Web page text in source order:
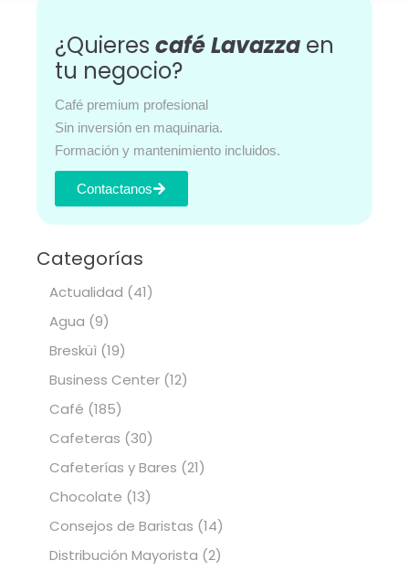
¿Quieres café Lavazza en
tu negocio?
Café premium profesional
Sin inversión en maquinaria.
Formación y mantenimiento incluidos.
Contactanos
Categorías
Actualidad (41)
Agua (9)
Bresküì (19)
Business Center (12)
Café (185)
Cafeteras (30)
Cafeterías y Bares (21)
Chocolate (13)
Consejos de Baristas (14)
Distribución Mayorista (2)